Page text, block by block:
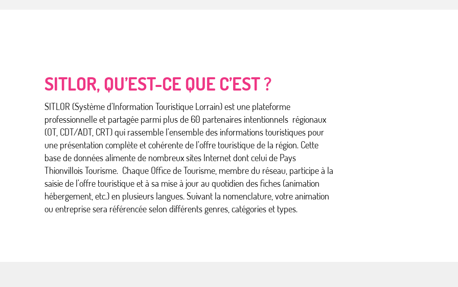
SITLOR, QU’EST-CE QUE C’EST ?
SITLOR (Système d’Information Touristique Lorrain) est une plateforme
professionnelle et partagée parmi plus de 60 partenaires intentionnels régionaux
(OT, CDT/ADT, CRT) qui rassemble l’ensemble des informations touristiques pour
une présentation complète et cohérente de l’offre touristique de la région. Cette
base de données alimente de nombreux sites Internet dont celui de Pays
Thionvillois Tourisme. Chaque Office de Tourisme, membre du réseau, participe à la
saisie de l’offre touristique et à sa mise à jour au quotidien des fiches (animation
hébergement, etc.) en plusieurs langues. Suivant la nomenclature, votre animation
ou entreprise sera référencée selon différents genres, catégories et types.